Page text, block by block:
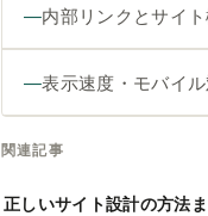
内部リンクとサイ
表示速度・モバイ
関連記事
正しいサイト設計の方法